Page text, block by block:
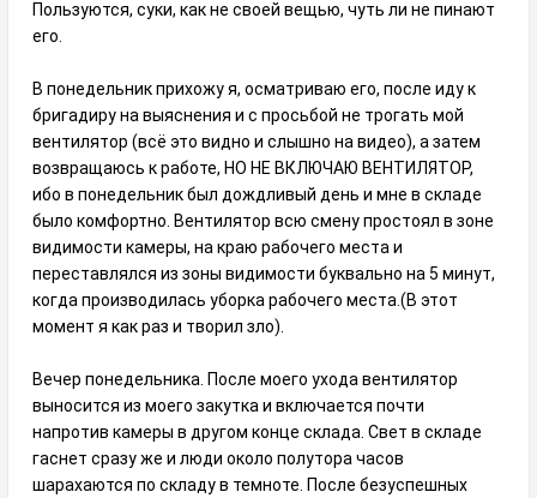
Пользуются, суки, как не своей вещью, чуть ли не пинают
его.
В понедельник прихожу я, осматриваю его, после иду к
бригадиру на выяснения и с просьбой не трогать мой
вентилятор (всё это видно и слышно на видео), а затем
возвращаюсь к работе, НО НЕ ВКЛЮЧАЮ ВЕНТИЛЯТОР,
ибо в понедельник был дождливый день и мне в складе
было комфортно. Вентилятор всю смену простоял в зоне
видимости камеры, на краю рабочего места и
переставлялся из зоны видимости буквально на 5 минут,
когда производилась уборка рабочего места.(В этот
момент я как раз и творил зло).
Вечер понедельника. После моего ухода вентилятор
выносится из моего закутка и включается почти
напротив камеры в другом конце склада. Свет в складе
гаснет сразу же и люди около полутора часов
шарахаются по складу в темноте. После безуспешных